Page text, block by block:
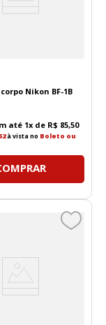
Nikon BF-1B
até 1x de R$ 85,50
à vista no Boleto ou